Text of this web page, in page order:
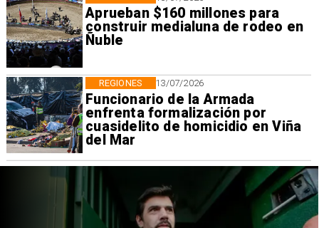
Aprueban $160 millones para
construir medialuna de rodeo en
Ñuble
13/07/2026
Funcionario de la Armada
enfrenta formalización por
cuasidelito de homicidio en Viña
del Mar
REGIONES